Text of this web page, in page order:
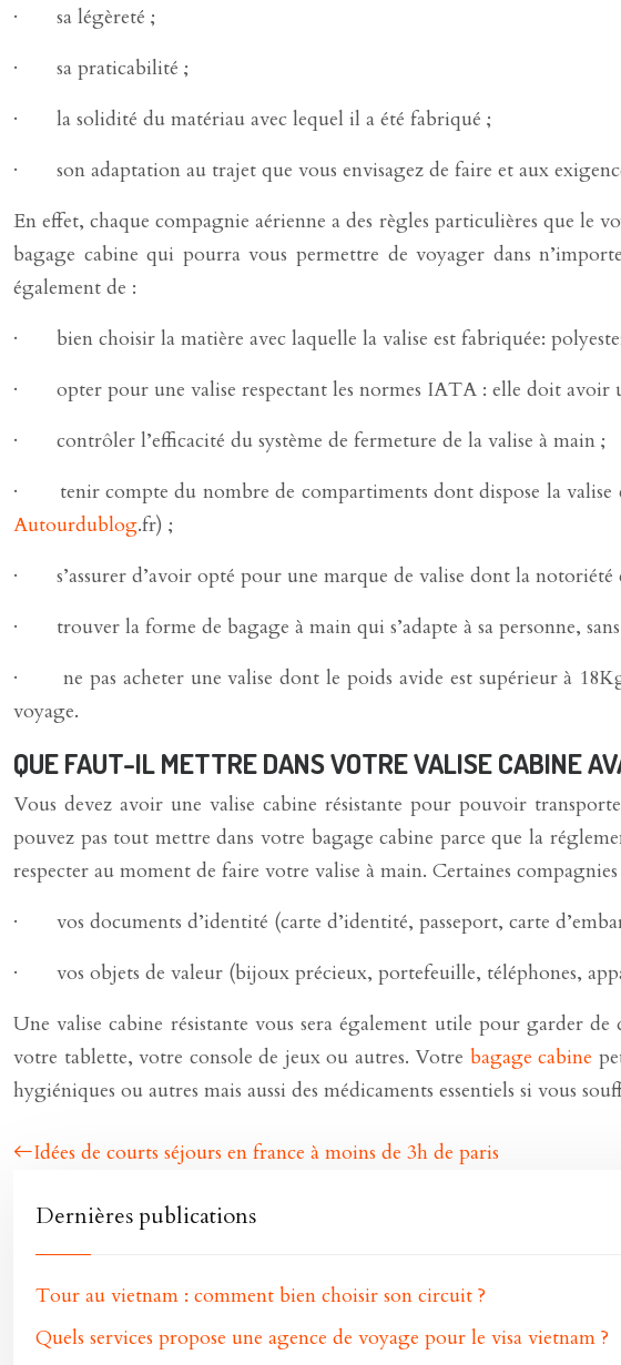
· sa légèreté ;
· sa praticabilité ;
· la solidité du matériau avec lequel il a été fabriqué ;
· son adaptation au trajet que vous envisagez de faire et aux
En effet, chaque compagnie aérienne a des règles particulières que le
bagage cabine qui pourra vous permettre de voyager dans
également de :
· bien choisir la matière avec laquelle la valise est fabriquée:
· opter pour une valise respectant les normes IATA : elle doit avoir
· contrôler l’efficacité du système de fermeture de la valise à main ;
· tenir compte du nombre de compartiments dont dispose la valise
Autourdublog.fr) ;
· s’assurer d’avoir opté pour une marque de valise dont la notoriété
· trouver la forme de bagage à main qui s’adapte à sa personne,
· ne pas acheter une valise dont le poids avide est supérieur à
voyage.
QUE FAUT-IL METTRE DANS VOTRE VALISE CABINE
Vous devez avoir une valise cabine résistante pour pouvoir
pouvez pas tout mettre dans votre bagage cabine parce que la
respecter au moment de faire votre valise à main. Certaines
· vos documents d’identité (carte d’identité, passeport, carte
· vos objets de valeur (bijoux précieux, portefeuille, téléphones,
Une valise cabine résistante vous sera également utile pour garder
votre tablette, votre console de jeux ou autres. Votre bagage cabine
hygiéniques ou autres mais aussi des médicaments essentiels si vous
Idées de courts séjours en france à moins de 3h de paris
Dernières publications
Tour au vietnam : comment bien choisir son circuit ?
Quels services propose une agence de voyage pour le visa vietnam ?